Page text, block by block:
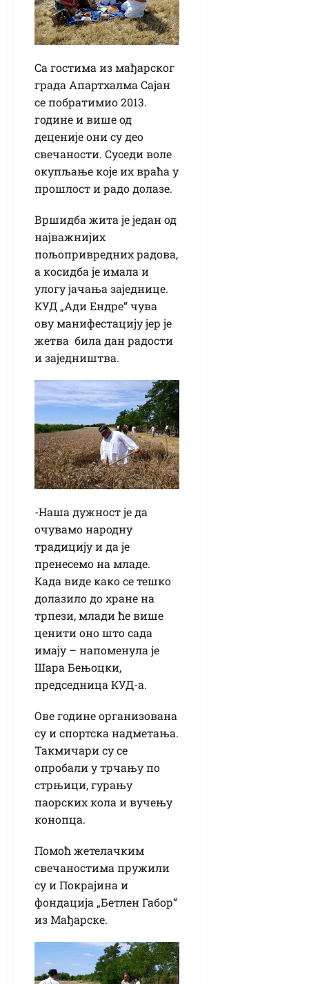
Са гостима из мађарског
града Апартхалма Сајан
се побратимио 2013.
године и више од
деценије они су део
свечаности. Суседи воле
окупљање које их враћа у
прошлост и радо долазе.
Вршидба жита је један од
најважнијих
пољопривредних радова,
а косидба је имала и
улогу јачања заједнице.
КУД „Ади Ендре“ чува
ову манифестацију јер је
жетва била дан радости
и заједништва.
-Наша дужност је да
очувамо народну
традицију и да је
пренесемо на младе.
Када виде како се тешко
долазило до хране на
трпези, млади ће више
ценити оно што сада
имају – напоменула је
Шара Бењоцки,
председница КУД-а.
Ове године организована
су и спортска надметања.
Такмичари су се
опробали у трчању по
стрњици, гурању
паорских кола и вучењу
конопца.
Помоћ жетелачким
свечаностима пружили
су и Покрајина и
фондација „Бетлен Габор“
из Мађарске.